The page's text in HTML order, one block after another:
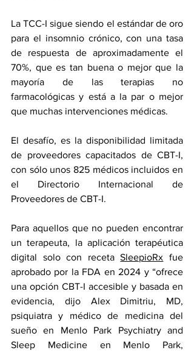
La TCC-I sigue siendo el estándar de oro
para el insomnio crónico, con una tasa
de respuesta de aproximadamente el
70%, que es tan buena o mejor que la
mayoría de las terapias no
farmacológicas y está a la par o mejor
que muchas intervenciones médicas.
El desafío, es la disponibilidad limitada
de proveedores capacitados de CBT-I,
con sólo unos 825 médicos incluidos en
el Directorio Internacional de
Proveedores de CBT-I.
Para aquellos que no pueden encontrar
un terapeuta, la aplicación terapéutica
digital solo con receta SleepioRx fue
aprobado por la FDA en 2024 y “ofrece
una opción CBT-I accesible y basada en
evidencia, dijo Alex Dimitriu, MD,
psiquiatra y médico de medicina del
sueño en Menlo Park Psychiatry and
Sleep Medicine en Menlo Park,